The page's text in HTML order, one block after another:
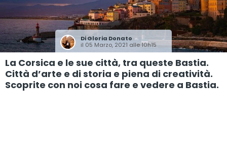
DiGloria Donato
il 05 Marzo, 2021 alle 10h15
La Corsica e le sue città, tra queste Bastia.
Città d’arte e di storia e piena di creatività.
Scoprite con noi cosa fare e vedere a Bastia.